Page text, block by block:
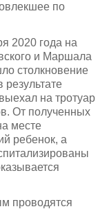
по
2020 года на
и Маршала
столкновение
на тротуар
От полученных
месте
ребенок, а
проводятся